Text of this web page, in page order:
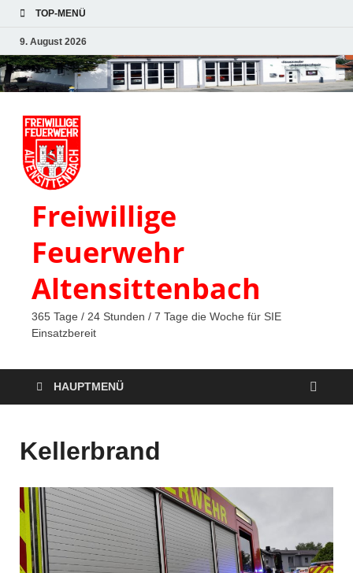
TOP-MENÜ
9. August 2026
Freiwillige
Feuerwehr
Altensittenbach
365 Tage / 24 Stunden / 7 Tage die Woche für SIE
Einsatzbereit
HAUPTMENÜ
Kellerbrand